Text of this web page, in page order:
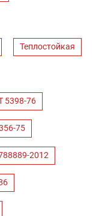
Теплостойкая
5398-76
75
2012